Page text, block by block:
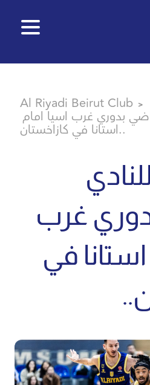
Al Riyadi Beirut Club >
بدوري غرب اسيا امام
استانا في كازاخستان..
غرب
في